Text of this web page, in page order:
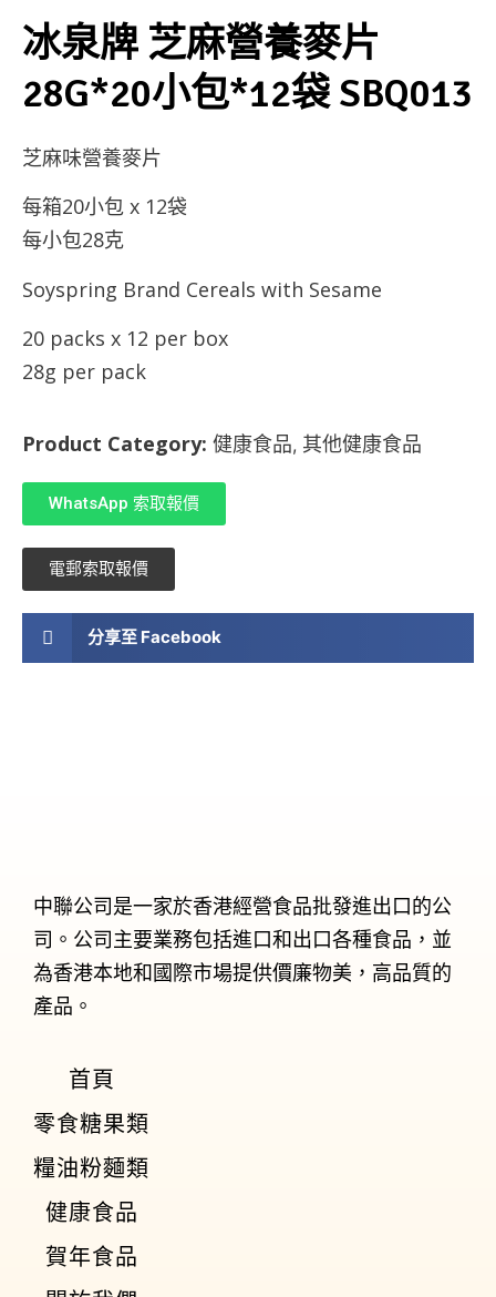
冰泉牌 芝麻營養麥片
28G*20小包*12袋 SBQ013
芝麻味營養麥片
每箱20小包 x 12袋
每小包28克
Soyspring Brand Cereals with Sesame
20 packs x 12 per box
28g per pack
Product Category: 健康食品, 其他健康食品
WhatsApp 索取報價
電郵索取報價
分享至 Facebook
中聯公司是一家於香港經營食品批發進出口的公
司。公司主要業務包括進口和出口各種食品，並
為香港本地和國際市場提供價廉物美，高品質的
產品。
首頁
零食糖果類
糧油粉麵類
健康食品
賀年食品